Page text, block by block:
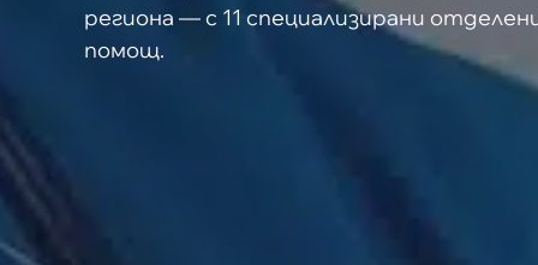
региона — с 11 специализирани
помощ.